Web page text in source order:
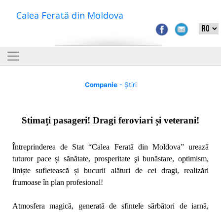
Calea Ferată din Moldova
Companie- Știri
Stimați pasageri! Dragi feroviari și veterani!
Întreprinderea de Stat “Calea Ferată din Moldova” urează
tuturor pace și sănătate, prosperitate şi bunăstare, optimism,
liniște sufletească și bucurii alături de cei dragi, realizări
frumoase în plan profesional!
Atmosfera magică, generată de sfintele sărbători de iarnă,